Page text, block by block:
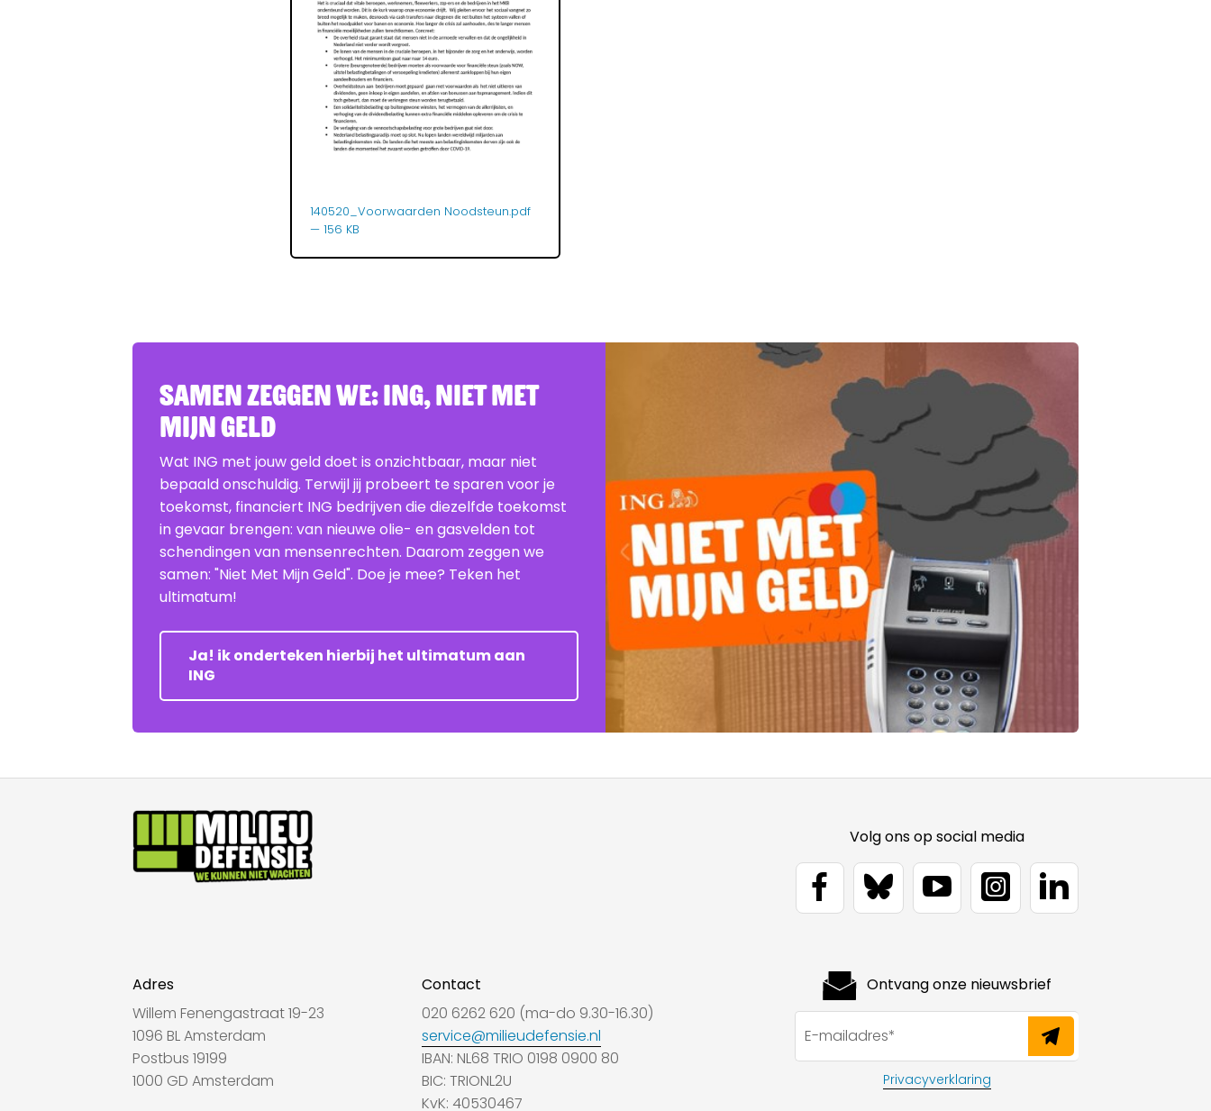
140520_Voorwaarden Noodsteun.pdf
— 156 KB
Samen zeggen we: ING, Niet Met
Mijn Geld
Wat ING met jouw geld doet is onzichtbaar, maar niet
bepaald onschuldig. Terwijl jij probeert te sparen voor je
toekomst, financiert ING bedrijven die diezelfde toekomst
in gevaar brengen: van nieuwe olie- en gasvelden tot
schendingen van mensenrechten. Daarom zeggen we
samen: "Niet Met Mijn Geld". Doe je mee? Teken het
ultimatum!
Ja! ik onderteken hierbij het ultimatum aan
ING
Volg ons op social media
Adres
Willem Fenengastraat 19-23
1096 BL Amsterdam
Postbus 19199
1000 GD Amsterdam
Contact
020 6262 620 (ma-do 9.30-16.30)
service@milieudefensie.nl
IBAN: NL68 TRIO 0198 0900 80
BIC: TRIONL2U
KvK: 40530467
Ontvang onze nieuwsbrief
Privacyverklaring